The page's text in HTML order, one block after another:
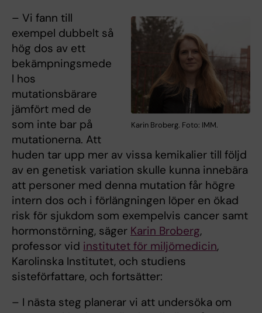
Karin Broberg. Foto: IMM.
– Vi fann till
exempel dubbelt så
hög dos av ett
bekämpningsmede
l hos
mutationsbärare
jämfört med de
som inte bar på
mutationerna. Att
huden tar upp mer av vissa kemikalier till följd
av en genetisk variation skulle kunna innebära
att personer med denna mutation får högre
intern dos och i förlängningen löper en ökad
risk för sjukdom som exempelvis cancer samt
hormonstörning, säger Karin Broberg,
professor vid institutet för miljömedicin,
Karolinska Institutet, och studiens
sisteförfattare, och fortsätter:
– I nästa steg planerar vi att undersöka om